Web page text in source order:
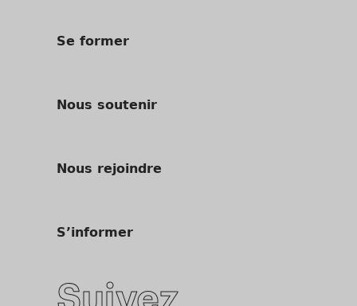
Se former
Nous soutenir
Nous rejoindre
S’informer